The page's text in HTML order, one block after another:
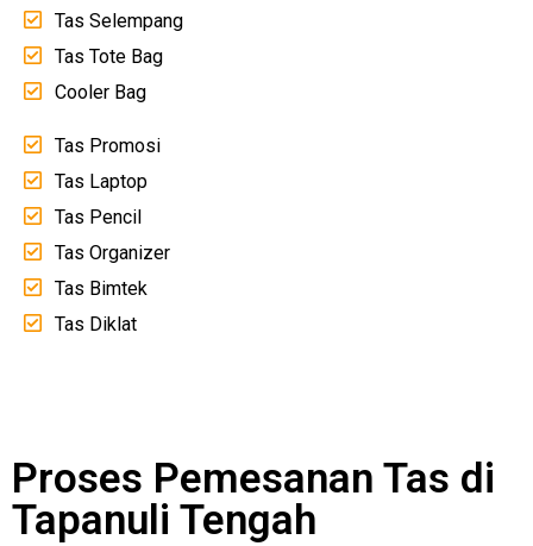
Tas Selempang
Tas Tote Bag
Cooler Bag
Tas Promosi
Tas Laptop
Tas Pencil
Tas Organizer
Tas Bimtek
Tas Diklat
Proses Pemesanan Tas di
Tapanuli Tengah